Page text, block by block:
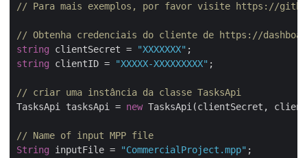
// Para mais exemplos, por favor visite https://
// Obtenha credenciais do cliente de https://
string clientSecret = "XXXXXXX"
string clientID = "XXXXX-XXXXXXXXX" ;
// criar uma instância da classe TasksApi
TasksApi tasksApi = new TasksApi(clientSecret,
// Name of input MPP file
String inputFile = "CommercialProject.mpp"